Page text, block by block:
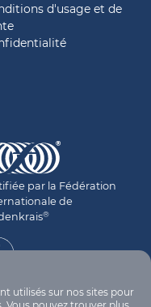
d'usage et de
par la Fédération
de
®
par l'ITCCA
utilisés sur nos sites pour